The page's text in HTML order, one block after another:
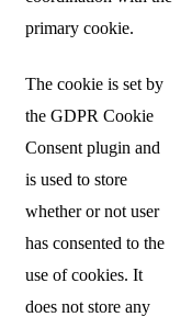
primary cookie.
The cookie is set by
the GDPR Cookie
Consent plugin and
is used to store
whether or not user
has consented to the
use of cookies. It
does not store any